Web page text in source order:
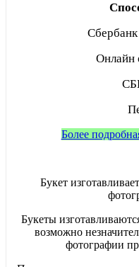
Онлайн
Более
Букет
Букеты
возможно
фотографии